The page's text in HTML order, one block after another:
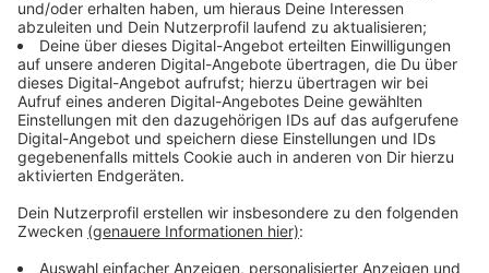
Standardantworten, keine Promotionaussagen -
sondern ganz persönliche Geschichten - das ist „Fünf
für"!
Anzeige
Wir benötigen Ihre
Zustimmung, um den YouTube